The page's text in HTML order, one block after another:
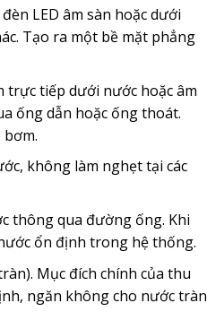
LED âm sàn hoặc dưới
Tạo ra một bề mặt phẳng
trực tiếp dưới nước hoặc âm
ống dẫn hoặc ống thoát.
không làm nghẹt tại các
thông qua đường ống. Khi
ổn định trong hệ thống.
Mục đích chính của thu
ngăn không cho nước tràn